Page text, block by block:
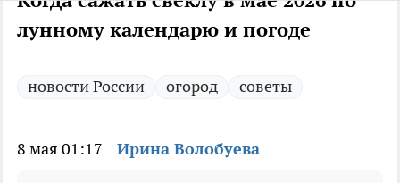
лунному календарю и погоде
новости России огород советы
8 мая 01:17 Ирина Волобуева